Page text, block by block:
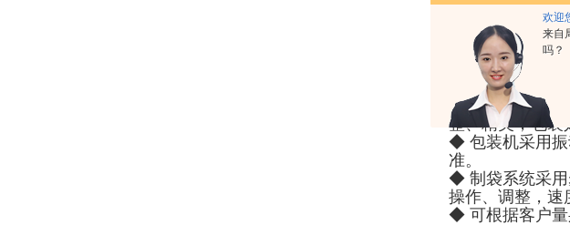
欢迎
来自
吗？
◆ 可选配色带
◆ 在额定范围
◆ 能自动完成
◆ 包装机采用
单，调整方便
◆ 包装机采用
整、精美，包装
◆ 包装机采用振
准。
◆ 制袋系统采用
操作、调整，速
◆ 可根据客户量